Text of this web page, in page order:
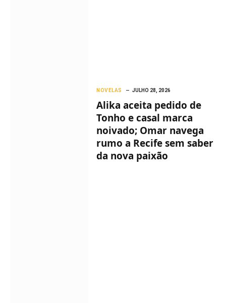
NOVELAS JULHO 28, 2026
Alika aceita pedido de
Tonho e casal marca
noivado; Omar navega
rumo a Recife sem saber
da nova paixão